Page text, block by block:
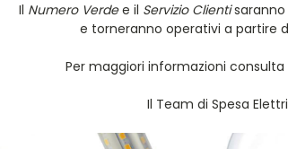
Il Numero Verdee il Servizio Clientisaranno
e torneranno operativi a partire
Per maggiori informazioni consulta
Il Team di Spesa